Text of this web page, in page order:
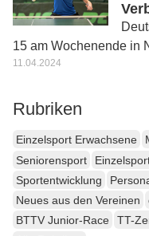
15 am Wochenende in
11.04.2024
Rubriken
Einzelsport Erwachsene
Seniorensport
Sportentwicklung
Neues aus den Vereinen
BTTV Junior-Race
TT-